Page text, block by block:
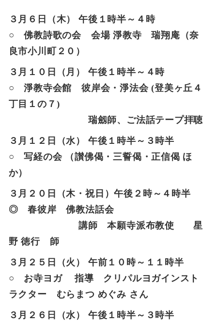
３月６日（木） 午後１時半～４時
○ 佛教詩歌の会 会場 淨教寺 瑞翔庵（奈
良市小川町２０）
３月１０日（月） 午後１時半～４時
○ 淨教寺会館 彼岸会・淨法会 (登美ヶ丘４
丁目１の７)
瑞劔師、ご法話テープ拝聴
３月１２日（水） 午後１時半～３時半
○ 写経の会 （讃佛偈・三誓偈・正信偈 ほ
か）
３月２０日（木・祝日）午後２時～４時半
◎ 春彼岸 佛教法話会
講師 本願寺派布教使 星
野 徳行 師
３月２５日（火） 午前１０時～１１時半
○ お寺ヨガ 指導 クリパルヨガインスト
ラクター むらまつ めぐみ さん
３月２６日（水） 午後１時半～３時半